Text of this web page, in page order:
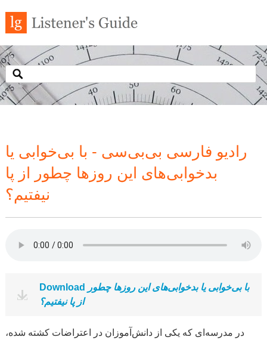
رادیو فارسی بی‌بی‌سی - با‌ بی‌خوابی یا
بدخوابی‌های این روزها چطور از پا
نیفتیم؟
Download
با‌ بی‌خوابی یا بدخوابی‌های این روزها چطور
از پا نیفتیم؟
در مدرسه‌ای که یکی از دانش‌آموزان در اعتراضات کشته شده،